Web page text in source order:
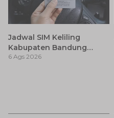
Jadwal SIM Keliling
Kabupaten Bandung
Terbaru 2026 dan
6 Ags 2026